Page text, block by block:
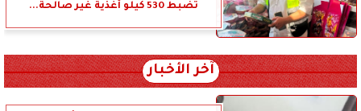
تضبط 530 كيلو أغذية غير صالحة...
آخر الأخبار